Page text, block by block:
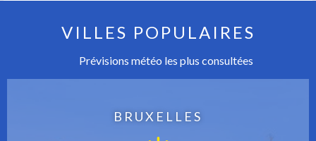
VILLES POPULAIRES
Prévisions météo les plus consultées
BRUXELLES